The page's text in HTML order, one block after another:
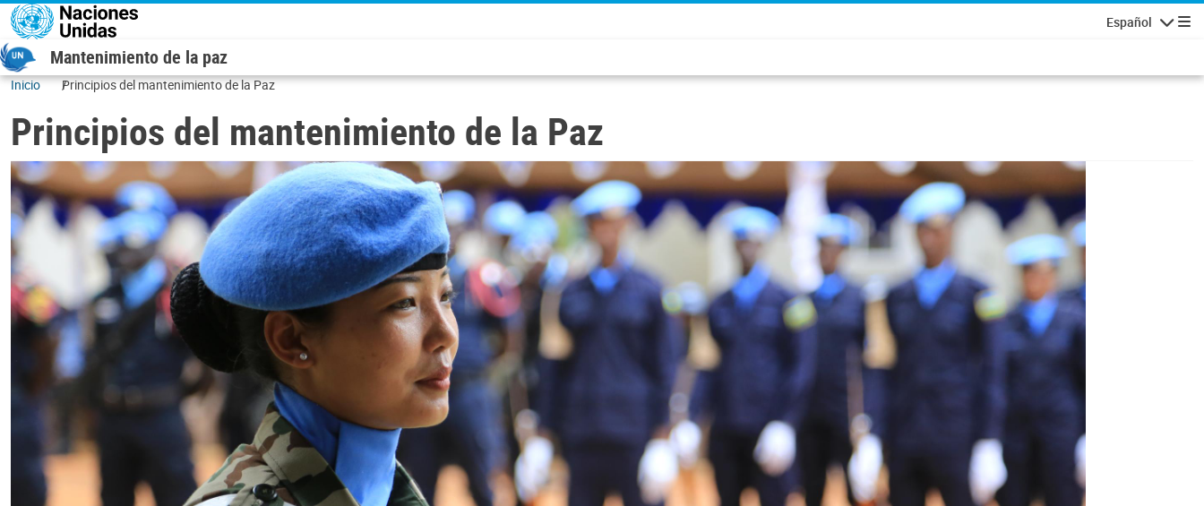
Pasar al contenido principal
Español
Mantenimiento de la paz
Inicio Principios del mantenimiento de la Paz
Principios del mantenimiento de la Paz